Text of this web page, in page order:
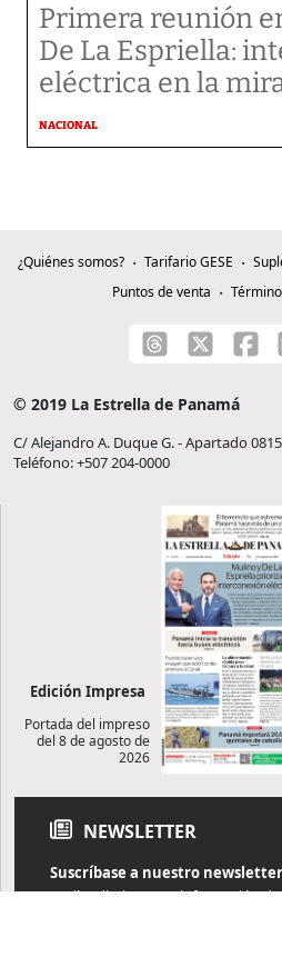
Primera reunión
De La Espriella:
eléctrica en la
NACIONAL
¿Quiénes somos? Tarifario GESE
Puntos de venta
© 2019 La Estrella de Panamá
C/ Alejandro A. Duque G. - Apartado
Teléfono: +507 204-0000
Edición Impresa
Portada del impreso
del 8 de agosto de
2026
NEWSLETTER
Suscríbase a nuestro newsletter
Reciba diariamente información